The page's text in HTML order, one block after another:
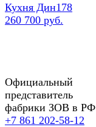
Кухня Дин178
260 700 руб.
Официальный
представитель
фабрики ЗОВ в РФ
+7 861 202-58-12